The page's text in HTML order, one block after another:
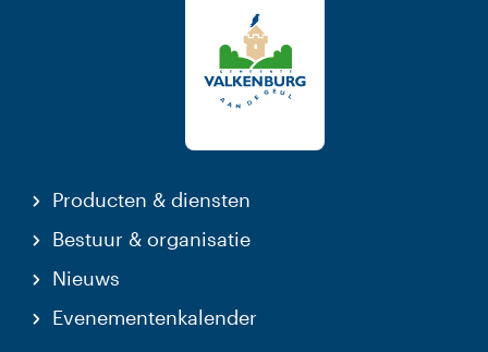
Producten & diensten
Bestuur & organisatie
Nieuws
Evenementenkalender